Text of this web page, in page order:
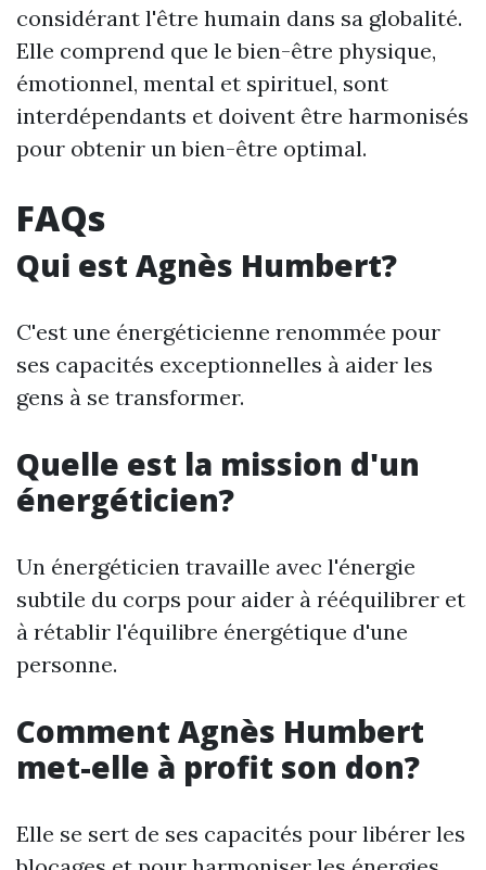
considérant l'être humain dans sa globalité.
Elle comprend que le bien-être physique,
émotionnel, mental et spirituel, sont
interdépendants et doivent être harmonisés
pour obtenir un bien-être optimal.
FAQs
Qui est Agnès Humbert?
C'est une énergéticienne renommée pour
ses capacités exceptionnelles à aider les
gens à se transformer.
Quelle est la mission d'un
énergéticien?
Un énergéticien travaille avec l'énergie
subtile du corps pour aider à rééquilibrer et
à rétablir l'équilibre énergétique d'une
personne.
Comment Agnès Humbert
met-elle à profit son don?
Elle se sert de ses capacités pour libérer les